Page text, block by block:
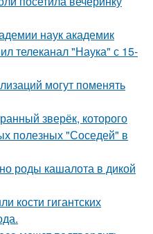
наук академик
телеканал "Наука" с 15-
могут поменять
зверёк, которого
полезных "Соседей" в
роды кашалота в дикой
кости гигантских